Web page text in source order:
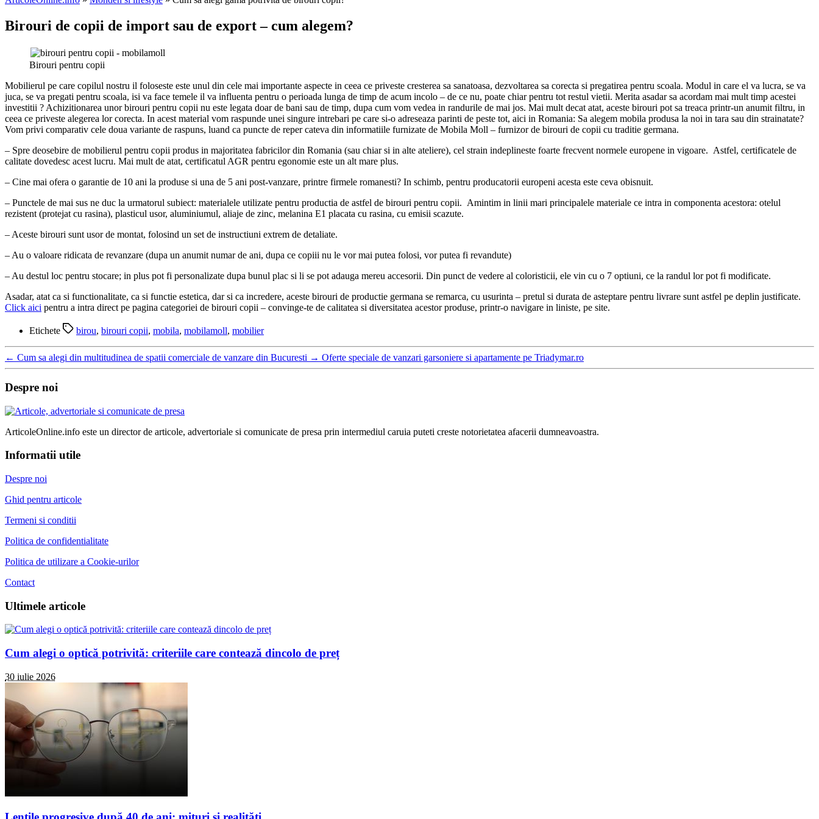
Birouri de copii de import sau de export – cum alegem?
Birouri pentru copii
Mobilierul pe care copilul nostru il foloseste este unul din cele mai importante aspecte in ceea ce priveste cresterea sa sanatoasa, dezvoltarea sa corecta si pregatirea pentru scoala. Modul in care el va lucra, se va
juca, se va pregati pentru scoala, isi va face temele il va influenta pentru o perioada lunga de timp de acum incolo – de ce nu, poate chiar pentru tot restul vietii. Merita asadar sa acordam mai mult timp acestei
investitii ? Achizitionarea unor birouri pentru copii nu este legata doar de bani sau de timp, dupa cum vom vedea in randurile de mai jos. Mai mult decat atat, aceste birouri pot sa treaca printr-un anumit filtru, in
ceea ce priveste alegerea lor corecta. In acest material vom raspunde unei singure intrebari pe care si-o adreseaza parinti de peste tot, aici in Romania: Sa alegem mobila produsa la noi in tara sau din strainatate?
Vom privi comparativ cele doua variante de raspuns, luand ca puncte de reper cateva din informatiile furnizate de Mobila Moll – furnizor de birouri de copii cu traditie germana.
– Spre deosebire de mobilierul pentru copii produs in majoritatea fabricilor din Romania (sau chiar si in alte ateliere), cel strain indeplineste foarte frecvent normele europene in vigoare. Astfel, certificatele de
calitate dovedesc acest lucru. Mai mult de atat, certificatul AGR pentru egonomie este un alt mare plus.
– Cine mai ofera o garantie de 10 ani la produse si una de 5 ani post-vanzare, printre firmele romanesti? In schimb, pentru producatorii europeni acesta este ceva obisnuit.
– Punctele de mai sus ne duc la urmatorul subiect: materialele utilizate pentru productia de astfel de birouri pentru copii. Amintim in linii mari principalele materiale ce intra in componenta acestora: otelul
rezistent (protejat cu rasina), plasticul usor, aluminiumul, aliaje de zinc, melanina E1 placata cu rasina, cu emisii scazute.
– Aceste birouri sunt usor de montat, folosind un set de instructiuni extrem de detaliate.
– Au o valoare ridicata de revanzare (dupa un anumit numar de ani, dupa ce copiii nu le vor mai putea folosi, vor putea fi revandute)
– Au destul loc pentru stocare; in plus pot fi personalizate dupa bunul plac si li se pot adauga mereu accesorii. Din punct de vedere al coloristicii, ele vin cu o 7 optiuni, ce la randul lor pot fi modificate.
Asadar, atat ca si functionalitate, ca si functie estetica, dar si ca incredere, aceste birouri de productie germana se remarca, cu usurinta – pretul si durata de asteptare pentru livrare sunt astfel pe deplin justificate.
Click aici pentru a intra direct pe pagina categoriei de birouri copii – convinge-te de calitatea si diversitatea acestor produse, printr-o navigare in liniste, pe site.
Etichete birou, birouri copii, mobila, mobilamoll, mobilier
← Cum sa alegi din multitudinea de spatii comerciale de vanzare din Bucuresti → Oferte speciale de vanzari garsoniere si apartamente pe Triadymar.ro
Despre noi
ArticoleOnline.info este un director de articole, advertoriale si comunicate de presa prin intermediul caruia puteti creste notorietatea afacerii dumneavoastra.
Informatii utile
Despre noi
Ghid pentru articole
Termeni si conditii
Politica de confidentialitate
Politica de utilizare a Cookie-urilor
Contact
Ultimele articole
Cum alegi o optică potrivită: criteriile care contează dincolo de preț
30 iulie 2026